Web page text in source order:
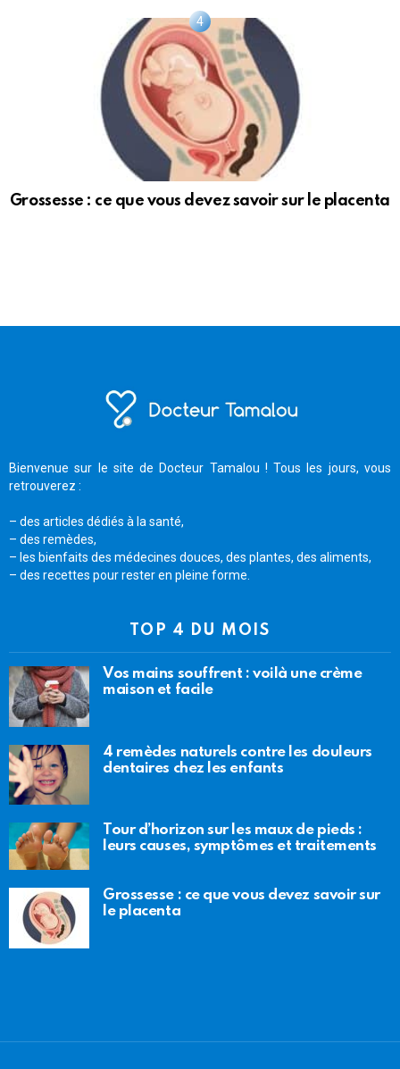
Grossesse : ce que vous devez savoir sur le placenta
Bienvenue sur le site de Docteur Tamalou ! Tous les jours, vous
retrouverez :
– des articles dédiés à la santé,
– des remèdes,
– les bienfaits des médecines douces, des plantes, des aliments,
– des recettes pour rester en pleine forme.
TOP 4 DU MOIS
Vos mains souffrent : voilà une crème
maison et facile
4 remèdes naturels contre les douleurs
dentaires chez les enfants
Tour d’horizon sur les maux de pieds :
leurs causes, symptômes et traitements
Grossesse : ce que vous devez savoir sur
le placenta